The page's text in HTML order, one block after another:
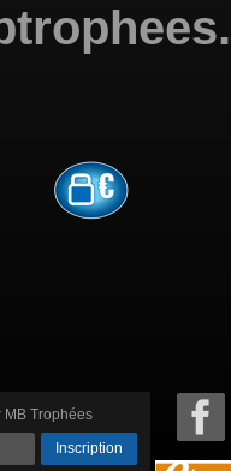
Trophées
Inscription